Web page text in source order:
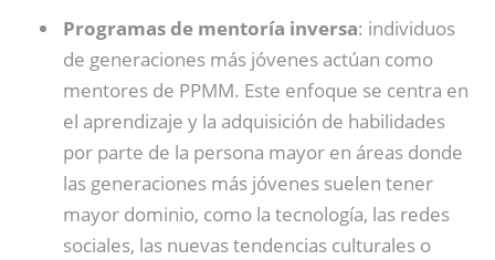
Programas de mentoría inversa: individuos
de generaciones más jóvenes actúan como
mentores de PPMM. Este enfoque se centra en
el aprendizaje y la adquisición de habilidades
por parte de la persona mayor en áreas donde
las generaciones más jóvenes suelen tener
mayor dominio, como la tecnología, las redes
sociales, las nuevas tendencias culturales o